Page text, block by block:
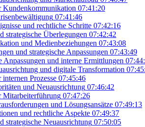
Kundenkommunikation 07:41:20
07:41:46
und rechtliche Schritte 07:42:16
strategische Überlegungen 07:42:42
und Medienbeziehungen 07:43:08
und strategische Anpassungen 07:43:49
Anpassungen und interne Ermittlungen
und digitale Transformation
Prozesse 07:45:46
und Neuausrichtung 07:46:42
Mitarbeiterführung 07:47:26
und Lösungsansätze 07:49:13
und rechtliche Aspekte 07:49:37
strategische Neuausrichtung 07:50:05